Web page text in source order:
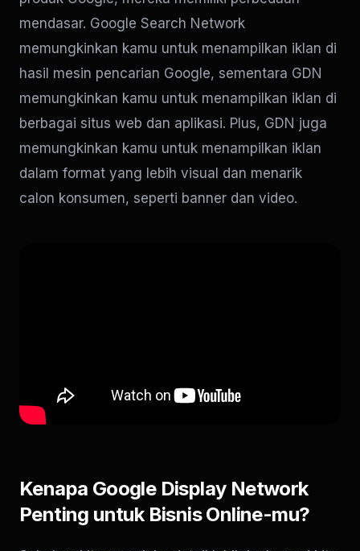
mendasar. Google Search Network
memungkinkan kamu untuk menampilkan iklan di
hasil mesin pencarian Google, sementara GDN
memungkinkan kamu untuk menampilkan iklan di
berbagai situs web dan aplikasi. Plus, GDN juga
memungkinkan kamu untuk menampilkan iklan
dalam format yang lebih visual dan menarik
calon konsumen, seperti banner dan video.
Kenapa Google Display Network
Penting untuk Bisnis Online-mu?